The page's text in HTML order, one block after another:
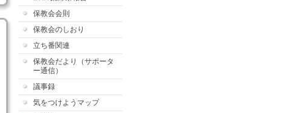
保教会会則
保教会のしおり
立ち番関連
保教会だより（サポータ
ー通信）
議事録
気をつけようマップ